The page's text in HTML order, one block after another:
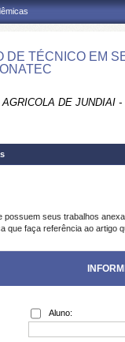
DE TÉCNICO EM
DE JUNDIAI
possuem seus trabalhos
que faça referência ao artigo
Aluno: